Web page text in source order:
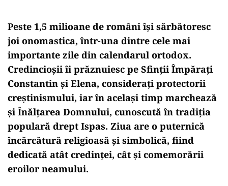
Peste 1,5 milioane de români își sărbătoresc
joi onomastica, într-una dintre cele mai
importante zile din calendarul ortodox.
Credincioșii îi prăznuiesc pe Sfinții Împărați
Constantin și Elena, considerați protectorii
creștinismului, iar în același timp marchează
și Înălțarea Domnului, cunoscută în tradiția
populară drept Ispas. Ziua are o puternică
încărcătură religioasă și simbolică, fiind
dedicată atât credinței, cât și comemorării
eroilor neamului.